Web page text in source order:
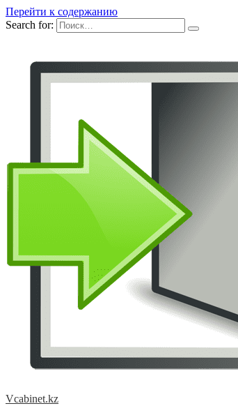
Перейти к содержанию
Search for:
Vcabinet.kz